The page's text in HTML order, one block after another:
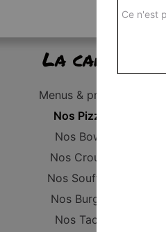
La carte
Menus & promos
Nos Pizzas
Nos Bowls
Nos Crousty
Nos Soufflets
Nos Burgers
Nos Tacos
Ce n'est